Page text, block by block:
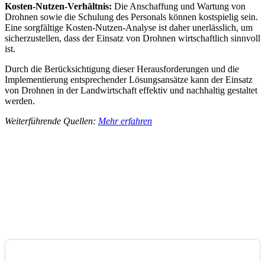
Kosten-Nutzen-Verhältnis: Die Anschaffung und Wartung von
Drohnen sowie die Schulung des Personals können kostspielig sein.
Eine sorgfältige Kosten-Nutzen-Analyse ist daher unerlässlich, um
sicherzustellen, dass der Einsatz von Drohnen wirtschaftlich sinnvoll
ist.
Durch die Berücksichtigung dieser Herausforderungen und die
Implementierung entsprechender Lösungsansätze kann der Einsatz
von Drohnen in der Landwirtschaft effektiv und nachhaltig gestaltet
werden.
Weiterführende Quellen: Mehr erfahren